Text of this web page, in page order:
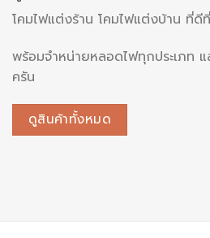
โคมไฟแต่งร้าน โคมไฟแต่งบ้าน ที่
พร้อมจำหน่ายหลอดไฟทุกประเภท
ครัน
ดูสินค้าทั้งหมด